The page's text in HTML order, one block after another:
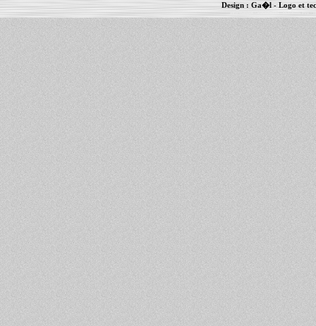
Design :Ga�l - Logo et
PowerBook- MacBook Pro